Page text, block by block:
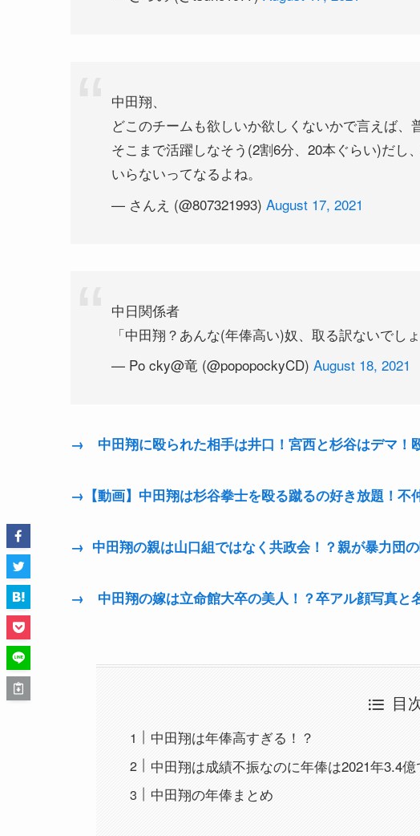
中田翔、
どこのチームも欲しいか欲しくないかで言えば、
そこまで活躍しなそう(2割6分、20本ぐらい)だし
いらないってなるよね。
— さんえ (@807321993) August 17, 2021
中日関係者
「中田翔？あんな(年俸高い)奴、取る訳ないでし
— Po cky@竜 (@popopockyCD) August 18, 2021
→ 中田翔に殴られた相手は井口！宮西と杉谷はデマ！
→【動画】中田翔は杉谷拳士を殴る蹴るの好き放題！不
→ 中田翔の親は山口組ではなく共政会！？親が暴力団
→ 中田翔の嫁は立命館大卒の美人！？卒アル顔写真と
目
中田翔は年俸高すぎる！？
中田翔は成績不振なのに年俸は2021年3.4億
中田翔の年俸まとめ